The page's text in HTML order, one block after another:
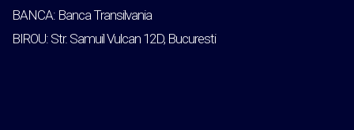
BANCA: Banca Transilvania
BIROU: Str. Samuil Vulcan 12D, Bucuresti